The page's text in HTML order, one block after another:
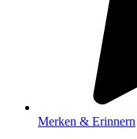
Merken & Erinnern